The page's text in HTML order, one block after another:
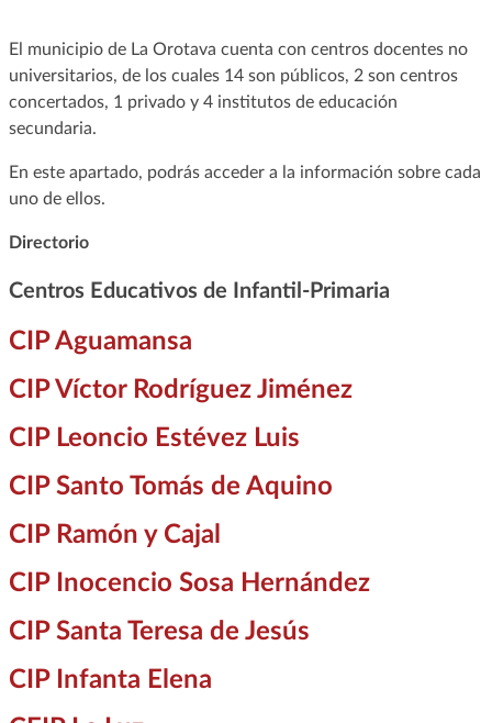
El municipio de La Orotava cuenta con centros docentes no
universitarios, de los cuales 14 son públicos, 2 son centros
concertados, 1 privado y 4 institutos de educación
secundaria.
En este apartado, podrás acceder a la información sobre cada
uno de ellos.
Directorio
Centros Educativos de Infantil-Primaria
CIP Aguamansa
CIP Víctor Rodríguez Jiménez
CIP Leoncio Estévez Luis
CIP Santo Tomás de Aquino
CIP Ramón y Cajal
CIP Inocencio Sosa Hernández
CIP Santa Teresa de Jesús
CIP Infanta Elena